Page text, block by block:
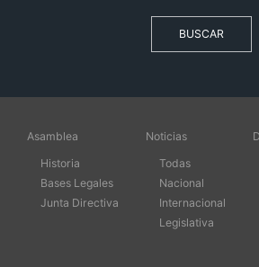
BUSCAR
Asamblea
Historia
Bases Legales
Junta Directiva
Noticias
Todas
Nacional
Internacional
Legislativa